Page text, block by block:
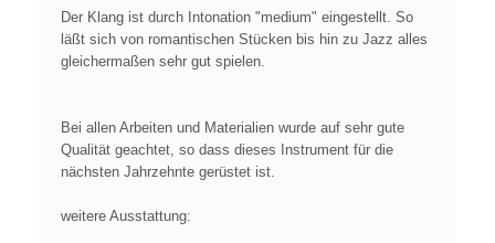
Der Klang ist durch Intonation "medium" eingestellt. So
läßt sich von romantischen Stücken bis hin zu Jazz alles
gleichermaßen sehr gut spielen.
Bei allen Arbeiten und Materialien wurde auf sehr gute
Qualität geachtet, so dass dieses Instrument für die
nächsten Jahrzehnte gerüstet ist.
weitere Ausstattung: